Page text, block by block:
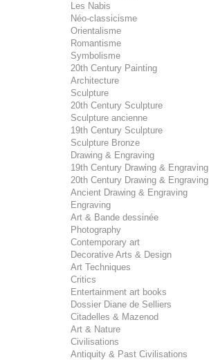
Les Nabis
Néo-classicisme
Orientalisme
Romantisme
Symbolisme
20th Century Painting
Architecture
Sculpture
20th Century Sculpture
Sculpture ancienne
19th Century Sculpture
Sculpture Bronze
Drawing & Engraving
19th Century Drawing & Engraving
20th Century Drawing & Engraving
Ancient Drawing & Engraving
Engraving
Art & Bande dessinée
Photography
Contemporary art
Decorative Arts & Design
Art Techniques
Critics
Entertainment art books
Dossier Diane de Selliers
Citadelles & Mazenod
Art & Nature
Civilisations
Antiquity & Past Civilisations